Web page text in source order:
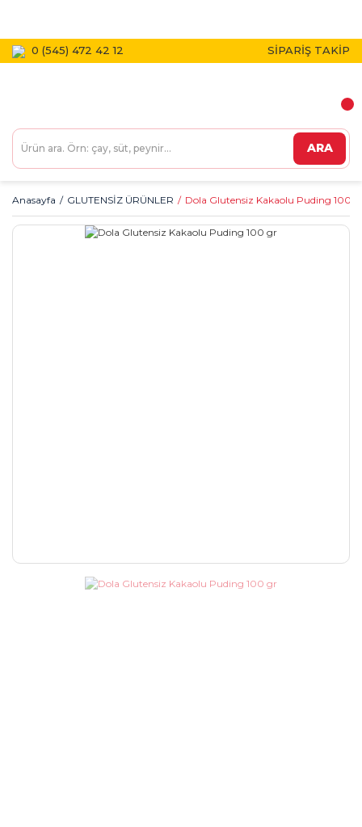
0 (545) 472 42 12 SİPARİŞ TAKİP
ARA
Anasayfa GLUTENSİZ ÜRÜNLER Dola Glutensiz Kakaolu Puding 100